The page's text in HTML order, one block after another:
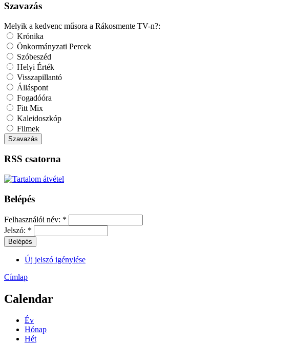
Szavazás
Melyik a kedvenc műsora a Rákosmente TV-n?:
Krónika
Önkormányzati Percek
Szóbeszéd
Helyi Érték
Visszapillantó
Álláspont
Fogadóóra
Fitt Mix
Kaleidoszkóp
Filmek
RSS csatorna
Belépés
Felhasználói név: *
Jelszó: *
Új jelszó igénylése
Címlap
Calendar
Év
Hónap
Hét